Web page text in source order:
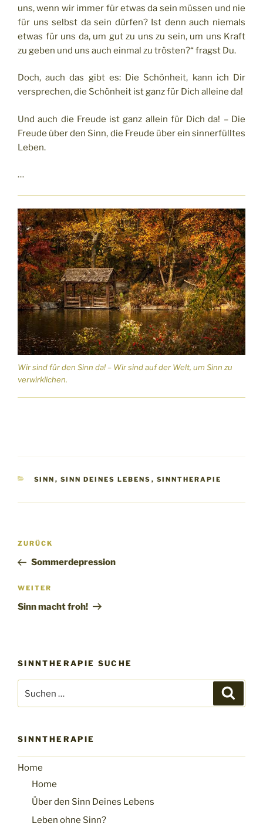
uns, wenn wir immer für etwas da sein müssen und nie
für uns selbst da sein dürfen? Ist denn auch niemals
etwas für uns da, um gut zu uns zu sein, um uns Kraft
zu geben und uns auch einmal zu trösten?“ fragst Du.
Doch, auch das gibt es: Die Schönheit, kann ich Dir
versprechen, die Schönheit ist ganz für Dich alleine da!
Und auch die Freude ist ganz allein für Dich da! – Die
Freude über den Sinn, die Freude über ein sinnerfülltes
Leben.
…
Wir sind für den Sinn da! – Wir sind auf der Welt, um Sinn zu
verwirklichen.
KATEGORIEN
SINN , SINN DEINES LEBENS , SINNTHERAPIE
Beitragsnavigation
Vorheriger
Beitrag
ZURÜCK
Sommerdepression
Nächster
Beitrag
WEITER
Sinn macht froh!
SINNTHERAPIE SUCHE
nach:
SINNTHERAPIE
Home
Home
Über den Sinn Deines Lebens
Leben ohne Sinn?